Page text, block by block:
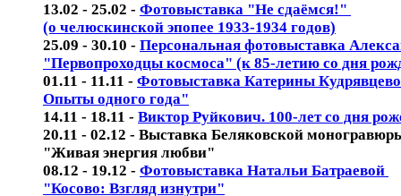
13.02 - 25.02 - Фотовыставка "Не сдаёмся!"
(о челюскинской эпопее 1933-1934 годов)
25.09 - 30.10 - Персональная фотовыставка
"Первопроходцы космоса" (к 85-летию со дня
01.11 - 11.11 - Фотовыставка Катерины
Опыты одного года"
14.11 - 18.11 - Виктор Руйкович. 100-лет со дня
20.11 - 02.12 - Выставка Беляковской
"Живая энергия любви"
08.12 - 19.12 - Фотовыставка Натальи Батраевой
"Косово: Взгляд изнутри"